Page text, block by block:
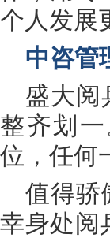
个人发展
中咨管
盛大阅
整齐划
位，任何
值得骄
幸身处阅